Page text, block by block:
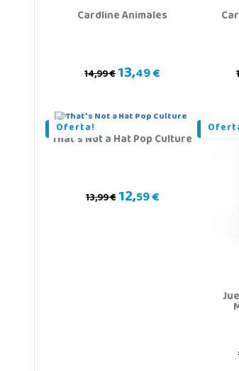
Cardline Animales
14,99 €13,49 €
Oferta!
That's Not a Hat Pop Culture
13,99 €12,59 €